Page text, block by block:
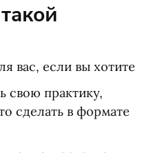
вас, если вы хотите
свою практику,
сделать в формате